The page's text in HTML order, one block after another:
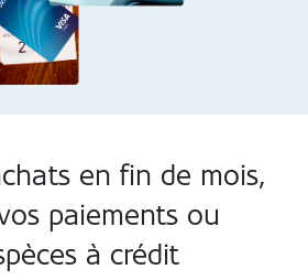
en fin de mois,
paiements ou
à crédit